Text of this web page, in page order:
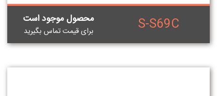
S-S69C محصول موجود است
برای قيمت تماس بگيريد